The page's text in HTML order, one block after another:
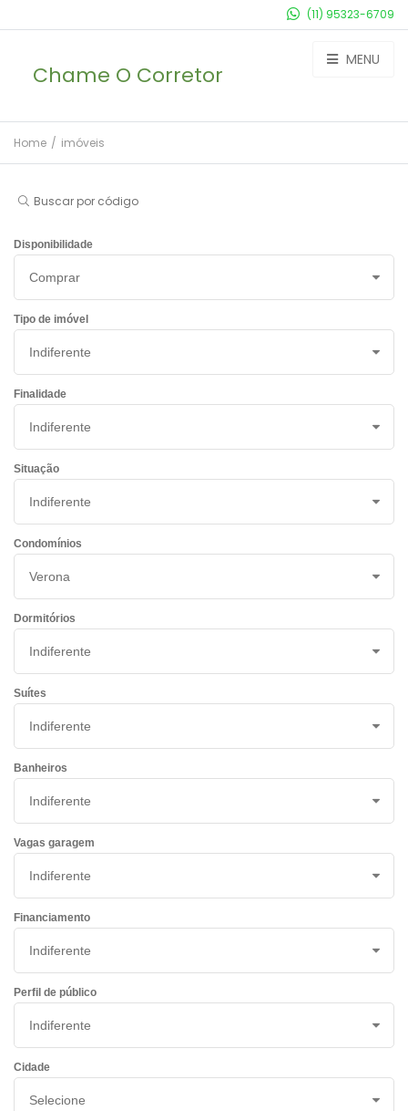
(11) 95323-6709
Chame O Corretor
MENU
Home / imóveis
Buscar por código
Disponibilidade
Tipo de imóvel
Finalidade
Situação
Condomínios
Dormitórios
Suítes
Banheiros
Vagas garagem
Financiamento
Perfil de público
Cidade